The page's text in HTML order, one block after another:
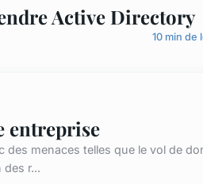
Active Directory
10 min de
entreprise
des menaces telles que le vol de
r...